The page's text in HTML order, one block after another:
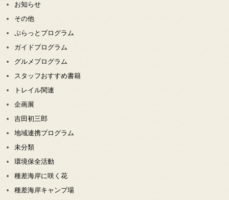
お知らせ
その他
ぷらっとプログラム
ガイドプログラム
グルメプログラム
スタッフおすすめ書籍
トレイル関連
企画展
吉田初三郎
地域連携プログラム
未分類
環境保全活動
種差海岸に咲く花
種差海岸キャンプ場